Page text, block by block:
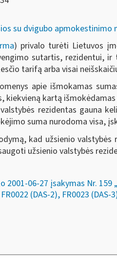
su dvigubo apmokestinimo
) privalo turėti Lietuvos
sutartis, rezidentui,
tarifą arba visai
apie išmokamas
kiekvieną kartą
rezidentas gauna
suma nurodoma visa,
kad užsienio
užsienio valstybės
2001-06-27 įsakymas Nr. 159
(DAS-2), FR0023